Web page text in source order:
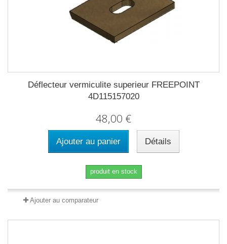
Déflecteur vermiculite superieur FREEPOINT
4D115157020
48,00 €
Ajouter au panier Détails
produit en stock
Ajouter au comparateur